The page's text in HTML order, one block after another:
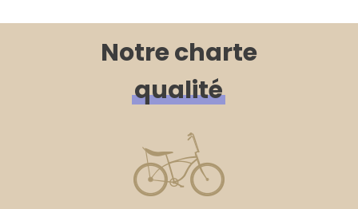
Notre charte
qualité